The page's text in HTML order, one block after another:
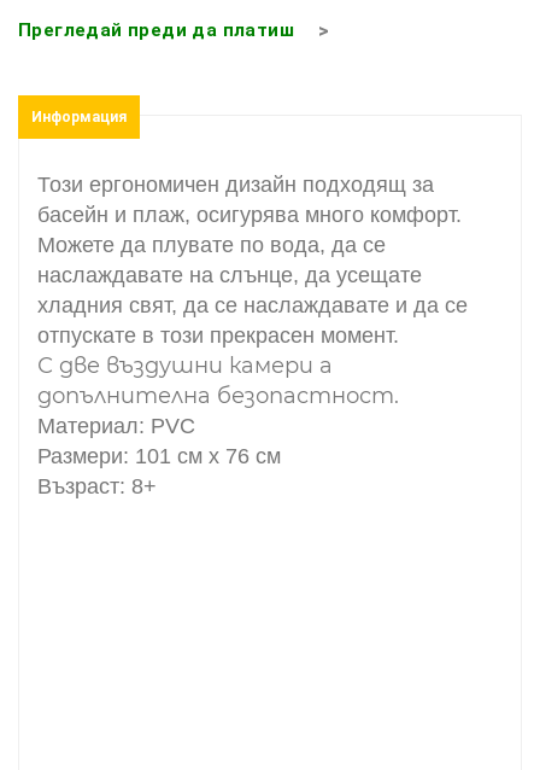
Прегледай преди да платиш
Информация
Този ергономичен дизайн подходящ за
басейн и плаж, осигурява много комфорт.
Можете да плувате по вода, да се
наслаждавате на слънце, да усещате
хладния свят, да се наслаждавате и да се
отпускате в този прекрасен момент.
С две въздушни камери а
допълнителна безопастност.
Материал: PVC
Размери: 101 см х 76 см
Възраст: 8+